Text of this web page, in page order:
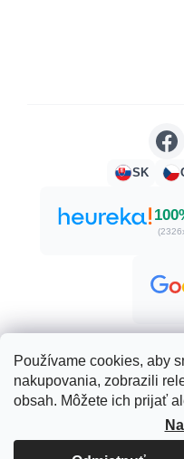
Používame cookies, aby
nakupovania, zobrazili
obsah. Môžete ich prijať
SK
Copyright 2026